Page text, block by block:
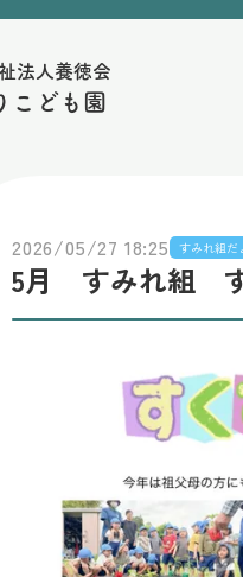
法人養徳会
こども園
2026/05/27 18:25 すみれ組だ
5月 すみれ組 す